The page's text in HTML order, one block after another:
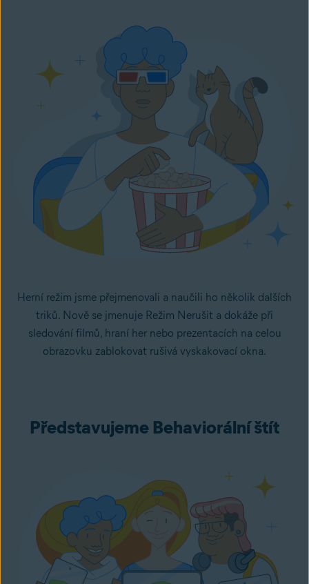
Herní režim jsme přejmenovali a naučili ho několik dalších
triků. Nově se jmenuje Režim Nerušit a dokáže při
sledování filmů, hraní her nebo prezentacích na celou
obrazovku zablokovat rušivá vyskakovací okna.
Představujeme Behaviorální štít